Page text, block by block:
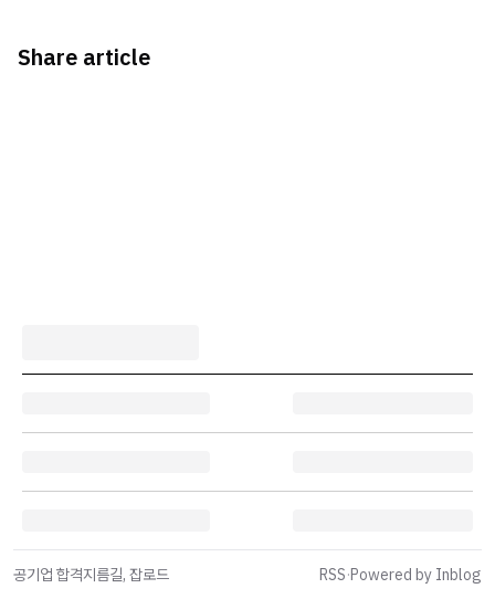
Share article
공기업 합격지름길, 잡로드 RSS·Powered by Inblog